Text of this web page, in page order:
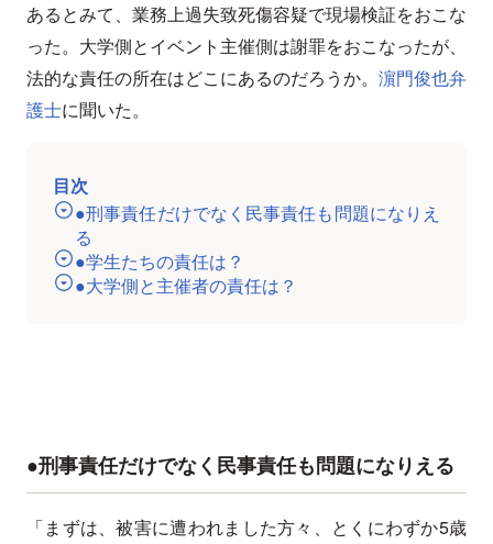
あるとみて、業務上過失致死傷容疑で現場検証をおこな
った。大学側とイベント主催側は謝罪をおこなったが、
法的な責任の所在はどこにあるのだろうか。 濵門俊也弁
護士に聞いた。
目次
●刑事責任だけでなく民事責任も問題になりえ
る
●学生たちの責任は？
●大学側と主催者の責任は？
●刑事責任だけでなく民事責任も問題になりえる
「まずは、被害に遭われました方々、とくにわずか5歳